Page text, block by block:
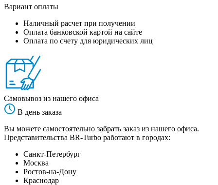
Вариант оплаты
Наличный расчет при получении
Оплата банковской картой на сайте
Оплата по счету для юридических лиц
Самовывоз из нашего офиса
В день заказа
Вы можете самостоятельно забрать заказ из нашего офиса.
Представительства BR-Turbo работают в городах:
Санкт-Петербург
Москва
Ростов-на-Дону
Краснодар